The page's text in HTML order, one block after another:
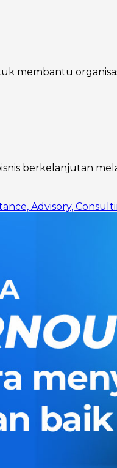
membantu
berkelanjutan
Advisory,